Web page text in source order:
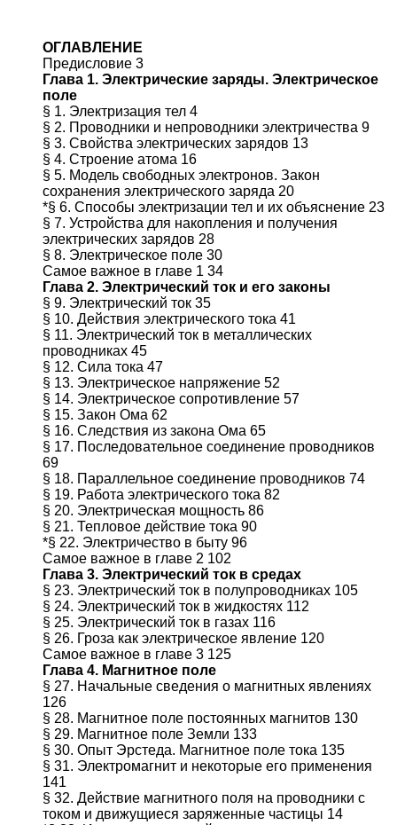
ОГЛАВЛЕНИЕ
Предисловие 3
Глава 1. Электрические заряды. Электрическое
поле
§ 1. Электризация тел 4
§ 2. Проводники и непроводники электричества 9
§ 3. Свойства электрических зарядов 13
§ 4. Строение атома 16
§ 5. Модель свободных электронов. Закон
сохранения электрического заряда 20
*§ 6. Способы электризации тел и их объяснение 23
§ 7. Устройства для накопления и получения
электрических зарядов 28
§ 8. Электрическое поле 30
Самое важное в главе 1 34
Глава 2. Электрический ток и его законы
§ 9. Электрический ток 35
§ 10. Действия электрического тока 41
§ 11. Электрический ток в металлических
проводниках 45
§ 12. Сила тока 47
§ 13. Электрическое напряжение 52
§ 14. Электрическое сопротивление 57
§ 15. Закон Ома 62
§ 16. Следствия из закона Ома 65
§ 17. Последовательное соединение проводников
69
§ 18. Параллельное соединение проводников 74
§ 19. Работа электрического тока 82
§ 20. Электрическая мощность 86
§ 21. Тепловое действие тока 90
*§ 22. Электричество в быту 96
Самое важное в главе 2 102
Глава 3. Электрический ток в средах
§ 23. Электрический ток в полупроводниках 105
§ 24. Электрический ток в жидкостях 112
§ 25. Электрический ток в газах 116
§ 26. Гроза как электрическое явление 120
Самое важное в главе 3 125
Глава 4. Магнитное поле
§ 27. Начальные сведения о магнитных явлениях
126
§ 28. Магнитное поле постоянных магнитов 130
§ 29. Магнитное поле Земли 133
§ 30. Опыт Эрстеда. Магнитное поле тока 135
§ 31. Электромагнит и некоторые его применения
141
§ 32. Действие магнитного поля на проводники с
током и движущиеся заряженные частицы 14